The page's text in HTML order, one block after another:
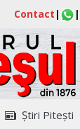
Contact | |
Ştiri Piteşti